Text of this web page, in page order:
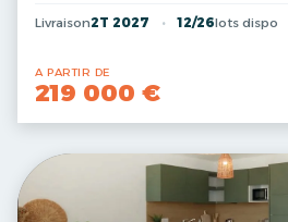
Livraison2T 2027 12/26lots dispo
A PARTIR DE
219 000 €